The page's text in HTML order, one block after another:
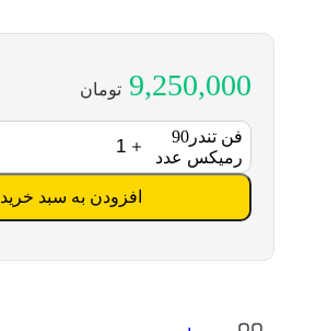
9,250,000 تومان
فن تندر90
رمیکس عدد
افزودن به سبد خرید